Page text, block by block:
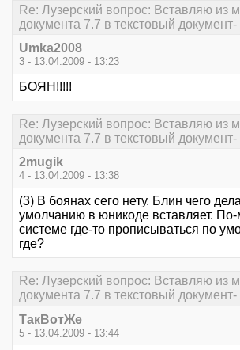
Re: Лузерский вопрос: Вставляю из
документа 7.7 в текстовый
Umka2008
3 - 13.04.2009 - 13:23
БОЯН!!!!!
Re: Лузерский вопрос: Вставляю из
документа 7.7 в текстовый
2mugik
4 - 13.04.2009 - 13:38
(3) В боянах сего нету. Блин чего
умолчанию в юникоде вставляет.
системе где-то прописываться по
где?
Re: Лузерский вопрос: Вставляю из
документа 7.7 в текстовый
ТакВотЖе
5 - 13.04.2009 - 13:44